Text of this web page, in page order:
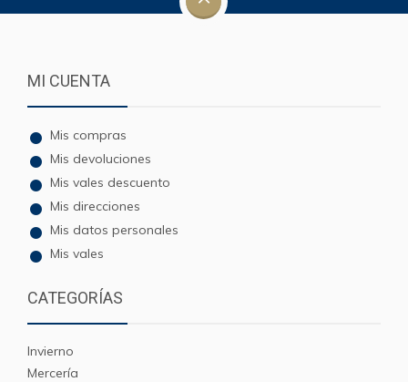
MI CUENTA
Mis compras
Mis devoluciones
Mis vales descuento
Mis direcciones
Mis datos personales
Mis vales
CATEGORÍAS
Invierno
Mercería